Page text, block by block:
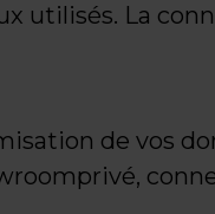
utilisés. La
de vos